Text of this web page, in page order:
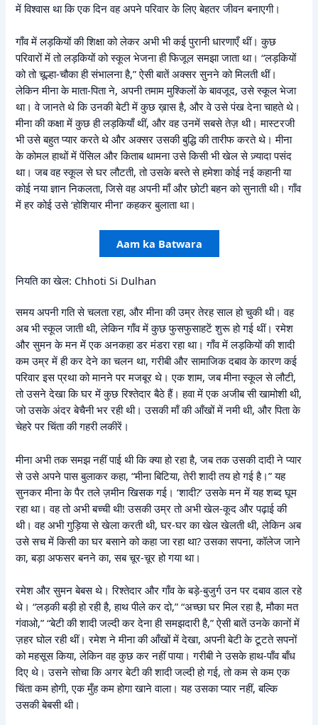
में विश्वास था कि एक दिन वह अपने परिवार के लिए बेहतर जीवन बनाएगी।
गाँव में लड़कियों की शिक्षा को लेकर अभी भी कई पुरानी धारणाएँ थीं। कुछ
परिवारों में तो लड़कियों को स्कूल भेजना ही फिजूल समझा जाता था। “लड़कियों
को तो चूल्हा-चौका ही संभालना है,” ऐसी बातें अक्सर सुनने को मिलती थीं।
लेकिन मीना के माता-पिता ने, अपनी तमाम मुश्किलों के बावजूद, उसे स्कूल भेजा
था। वे जानते थे कि उनकी बेटी में कुछ ख़ास है, और वे उसे पंख देना चाहते थे।
मीना की कक्षा में कुछ ही लड़कियाँ थीं, और वह उनमें सबसे तेज़ थी। मास्टरजी
भी उसे बहुत प्यार करते थे और अक्सर उसकी बुद्धि की तारीफ करते थे। मीना
के कोमल हाथों में पेंसिल और किताब थामना उसे किसी भी खेल से ज़्यादा पसंद
था। जब वह स्कूल से घर लौटती, तो उसके बस्ते से हमेशा कोई नई कहानी या
कोई नया ज्ञान निकलता, जिसे वह अपनी माँ और छोटी बहन को सुनाती थी। गाँव
में हर कोई उसे ‘होशियार मीना’ कहकर बुलाता था।
Aam ka Batwara
नियति का खेल: Chhoti Si Dulhan
समय अपनी गति से चलता रहा, और मीना की उम्र तेरह साल हो चुकी थी। वह
अब भी स्कूल जाती थी, लेकिन गाँव में कुछ फुसफुसाहटें शुरू हो गई थीं। रमेश
और सुमन के मन में एक अनकहा डर मंडरा रहा था। गाँव में लड़कियों की शादी
कम उम्र में ही कर देने का चलन था, गरीबी और सामाजिक दबाव के कारण कई
परिवार इस प्रथा को मानने पर मजबूर थे। एक शाम, जब मीना स्कूल से लौटी,
तो उसने देखा कि घर में कुछ रिश्तेदार बैठे हैं। हवा में एक अजीब सी खामोशी थी,
जो उसके अंदर बेचैनी भर रही थी। उसकी माँ की आँखों में नमी थी, और पिता के
चेहरे पर चिंता की गहरी लकीरें।
मीना अभी तक समझ नहीं पाई थी कि क्या हो रहा है, जब तक उसकी दादी ने प्यार
से उसे अपने पास बुलाकर कहा, “मीना बिटिया, तेरी शादी तय हो गई है।” यह
सुनकर मीना के पैर तले ज़मीन खिसक गई। ‘शादी?’ उसके मन में यह शब्द घूम
रहा था। वह तो अभी बच्ची थी! उसकी उम्र तो अभी खेल-कूद और पढ़ाई की
थी। वह अभी गुड़िया से खेला करती थी, घर-घर का खेल खेलती थी, लेकिन अब
उसे सच में किसी का घर बसाने को कहा जा रहा था? उसका सपना, कॉलेज जाने
का, बड़ा अफसर बनने का, सब चूर-चूर हो गया था।
रमेश और सुमन बेबस थे। रिश्तेदार और गाँव के बड़े-बुजुर्ग उन पर दबाव डाल रहे
थे। “लड़की बड़ी हो रही है, हाथ पीले कर दो,” “अच्छा घर मिल रहा है, मौका मत
गंवाओ,” “बेटी की शादी जल्दी कर देना ही समझदारी है,” ऐसी बातें उनके कानों में
ज़हर घोल रही थीं। रमेश ने मीना की आँखों में देखा, अपनी बेटी के टूटते सपनों
को महसूस किया, लेकिन वह कुछ कर नहीं पाया। गरीबी ने उसके हाथ-पाँव बाँध
दिए थे। उसने सोचा कि अगर बेटी की शादी जल्दी हो गई, तो कम से कम एक
चिंता कम होगी, एक मुँह कम होगा खाने वाला। यह उसका प्यार नहीं, बल्कि
उसकी बेबसी थी।